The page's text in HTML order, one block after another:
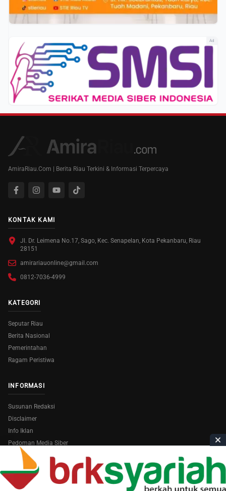
Ad
AmiraRiau.Com | Berita Riau Terkini & Informasi Terpercaya
KONTAK KAMI
Jl. Dr. Leimena No.17, Sago, Kec. Senapelan, Kota Pekanbaru, Riau
28151
amirariauonline@gmail.com
0812-7036-4999
KATEGORI
Seputar Riau
Berita Nasional
Pemerintahan
Ragam Peristiwa
INFORMASI
Susunan Redaksi
Disclaimer
Info Iklan
Pedoman Media Siber
Copyright © 2026 AmiraRiau.com . All Rights Reserved.